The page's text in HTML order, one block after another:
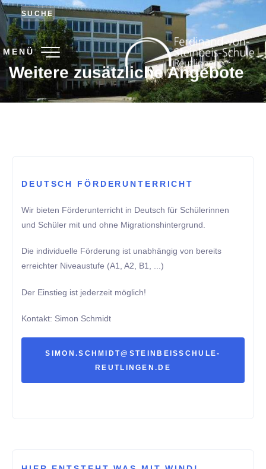
SUCHE
MENÜ
Weitere zusätzliche Angebote
DEUTSCH FÖRDERUNTERRICHT
Wir bieten Förderunterricht in Deutsch für Schülerinnen
und Schüler mit und ohne Migrationshintergrund.
Die individuelle Förderung ist unabhängig von bereits
erreichter Niveaustufe (A1, A2, B1, ...)
Der Einstieg ist jederzeit möglich!
Kontakt: Simon Schmidt
SIMON.SCHMIDT@STEINBEISSCHULE-
REUTLINGEN.DE